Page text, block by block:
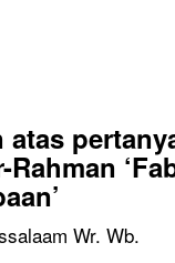
atas
Rahman
Wr. Wb.